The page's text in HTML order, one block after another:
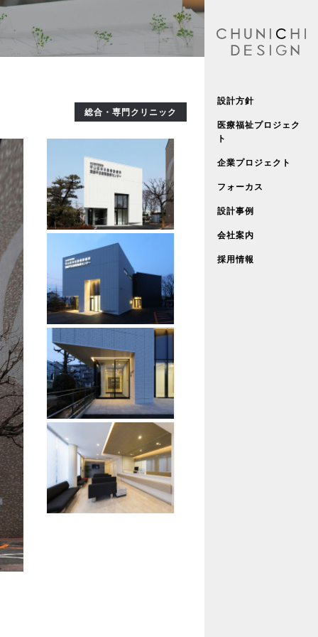
設計方針
医療福祉プロジェク
ト
企業プロジェクト
フォーカス
設計事例
会社案内
採用情報
総合・専門クリニック